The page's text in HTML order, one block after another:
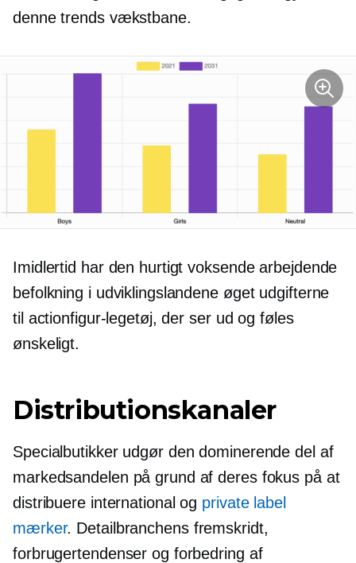
denne trends vækstbane.
Imidlertid har den hurtigt voksende arbejdende
befolkning i udviklingslandene øget udgifterne
til actionfigur-legetøj, der ser ud og føles
ønskeligt.
Distributionskanaler
Specialbutikker udgør den dominerende del af
markedsandelen på grund af deres fokus på at
distribuere international og private label
mærker. Detailbranchens fremskridt,
forbrugertendenser og forbedring af